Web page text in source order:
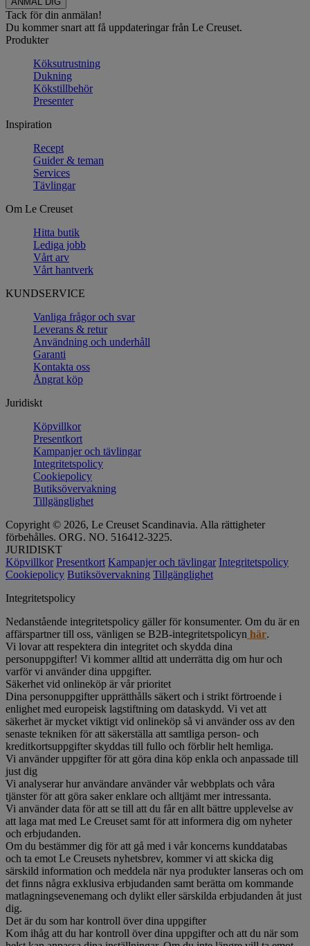
Tack för din anmälan!
Du kommer snart att få uppdateringar från Le Creuset.
Produkter
Köksutrustning
Dukning
Kökstillbehör
Presenter
Inspiration
Recept
Guider & teman
Services
Tävlingar
Om Le Creuset
Hitta butik
Lediga jobb
Vårt arv
Vårt hantverk
KUNDSERVICE
Vanliga frågor och svar
Leverans & retur
Användning och underhåll
Garanti
Kontakta oss
Ångrat köp
Juridiskt
Köpvillkor
Presentkort
Kampanjer och tävlingar
Integritetspolicy
Cookiepolicy
Butiksövervakning
Tillgänglighet
Copyright © 2026, Le Creuset Scandinavia. Alla rättigheter
förbehålles. ORG. NO. 516412-3225.
JURIDISKT
Köpvillkor Presentkort Kampanjer och tävlingar Integritetspolicy
Cookiepolicy Butiksövervakning Tillgänglighet
Integritetspolicy
Nedanstående integritetspolicy gäller för konsumenter. Om du är en
affärspartner till oss, vänligen se B2B-integritetspolicyn här.
Vi lovar att respektera din integritet och skydda dina
personuppgifter! Vi kommer alltid att underrätta dig om hur och
varför vi använder dina uppgifter.
Säkerhet vid onlineköp är vår prioritet
Dina personuppgifter upprätthålls säkert och i strikt förtroende i
enlighet med europeisk lagstiftning om dataskydd. Vi vet att
säkerhet är mycket viktigt vid onlineköp så vi använder oss av den
senaste tekniken för att säkerställa att samtliga person- och
kreditkortsuppgifter skyddas till fullo och förblir helt hemliga.
Vi använder uppgifter för att göra dina köp enkla och anpassade till
just dig
Vi analyserar hur användare använder vår webbplats och våra
tjänster för att göra saker enklare och alltjämt mer intressanta.
Vi använder data för att se till att du får en allt bättre upplevelse av
att laga mat med Le Creuset samt för att informera dig om nyheter
och erbjudanden.
Om du bestämmer dig för att gå med i vår koncerns kunddatabas
och ta emot Le Creusets nyhetsbrev, kommer vi att skicka dig
särskild information och meddela när nya produkter lanseras och om
det finns några exklusiva erbjudanden samt berätta om kommande
matlagningsevenemang och dylikt eller särskilda erbjudanden åt just
dig.
Det är du som har kontroll över dina uppgifter
Kom ihåg att du har kontroll över dina uppgifter och att du när som